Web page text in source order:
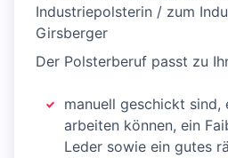
Industriepolsterin / zum
Girsberger
Der Polsterberuf passt zu
manuell geschickt
arbeiten können, ein
Leder sowie ein gutes